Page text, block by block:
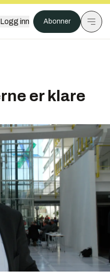
Logg inn Abonner
er klare